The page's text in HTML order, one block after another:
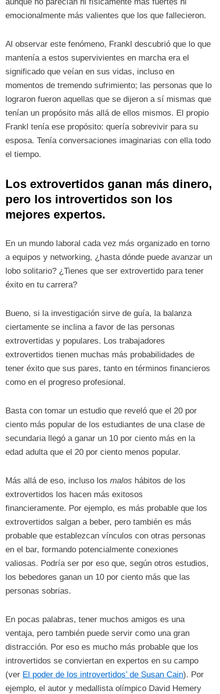
aunque no parecían ni físicamente más fuertes ni
emocionalmente más valientes que los que fallecieron.
Al observar este fenómeno, Frankl descubrió que lo que
mantenía a estos supervivientes en marcha era el
significado que veían en sus vidas, incluso en
momentos de tremendo sufrimiento; las personas que lo
lograron fueron aquellas que se dijeron a sí mismas que
tenían un propósito más allá de ellos mismos. El propio
Frankl tenía ese propósito: quería sobrevivir para su
esposa. Tenía conversaciones imaginarias con ella todo
el tiempo.
Los extrovertidos ganan más dinero,
pero los introvertidos son los
mejores expertos.
En un mundo laboral cada vez más organizado en torno
a equipos y networking, ¿hasta dónde puede avanzar un
lobo solitario? ¿Tienes que ser extrovertido para tener
éxito en tu carrera?
Bueno, si la investigación sirve de guía, la balanza
ciertamente se inclina a favor de las personas
extrovertidas y populares. Los trabajadores
extrovertidos tienen muchas más probabilidades de
tener éxito que sus pares, tanto en términos financieros
como en el progreso profesional.
Basta con tomar un estudio que reveló que el 20 por
ciento más popular de los estudiantes de una clase de
secundaria llegó a ganar un 10 por ciento más en la
edad adulta que el 20 por ciento menos popular.
Más allá de eso, incluso losmalos hábitos de los
extrovertidos los hacen más exitosos
financieramente. Por ejemplo, es más probable que los
extrovertidos salgan a beber, pero también es más
probable que establezcan vínculos con otras personas
en el bar, formando potencialmente conexiones
valiosas. Podría ser por eso que, según otros estudios,
los bebedores ganan un 10 por ciento más que las
personas sobrias.
En pocas palabras, tener muchos amigos es una
ventaja, pero también puede servir como una gran
distracción. Por eso es mucho más probable que los
introvertidos se conviertan en expertos en su campo
(ver El poder de los introvertidos’ de Susan Cain). Por
ejemplo, el autor y medallista olímpico David Hemery